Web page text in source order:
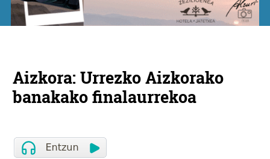
Aizkora: Urrezko Aizkorako
banakako finalaurrekoa